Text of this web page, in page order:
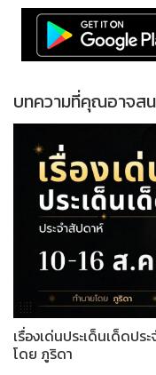
บทความที่คุณอาจส
เรื่องเด่นประเด็นเด็ดป
โดย ภูริดา